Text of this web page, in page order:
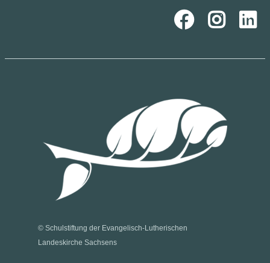
© Schulstiftung der Evangelisch-Lutherischen
Landeskirche Sachsens